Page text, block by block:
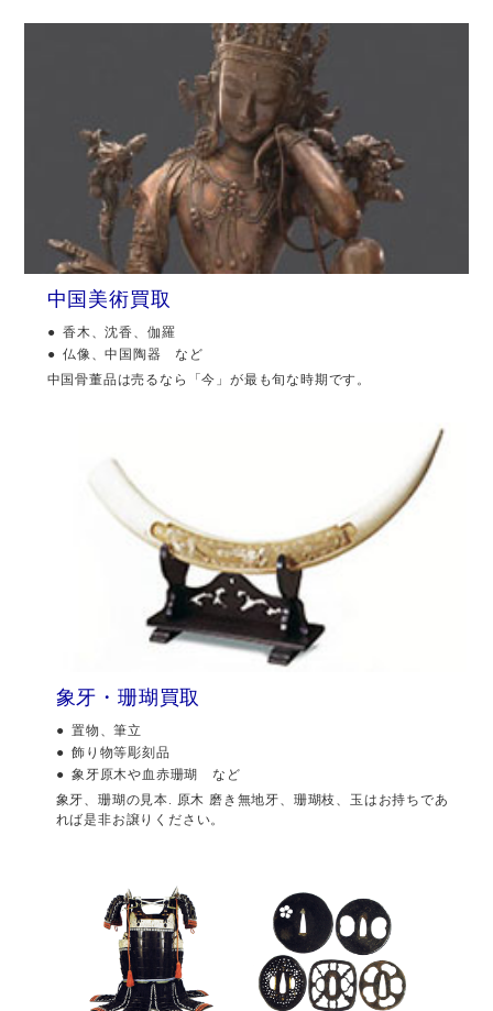
中国美術買取
香木、沈香、伽羅
仏像、中国陶器 など
中国骨董品は売るなら「今」が最も旬な時期です。
象牙・珊瑚買取
置物、筆立
飾り物等彫刻品
象牙原木や血赤珊瑚 など
象牙、珊瑚の見本. 原木 磨き無地牙、珊瑚枝、玉はお持ちであ
れば是非お譲りください。